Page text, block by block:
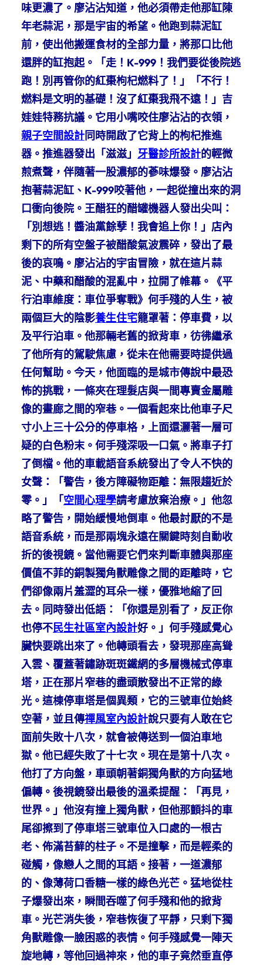
味更濃了。廖沾沾知道，他必須帶走他那缸陳
年老蒜泥，那是宇宙的希望。他跑到蒜泥缸
前，使出他搬運食材的全部力量，將那口比他
還胖的缸抱起。「走！K-999！我們要從後院逃
跑！別再管你的紅棗枸杞燃料了！」「不行！
燃料是文明的基礎！沒了紅棗我飛不遠！」吉
娃娃特務抗議。它用小嘴咬住廖沾沾的衣領，
親子空間設計同時開啟了它背上的枸杞推進
器。推進器發出「滋滋」 牙醫診所設計的輕微
煎煮聲，伴隨著一股濃郁的蔘味爆發。廖沾沾
抱著蒜泥缸、K-999咬著他，一起從撞出來的洞
口衝向後院。王醋狂的醋罐機器人發出尖叫：
「別想逃！醬油黨餘孽！我會追上你！」店內
剩下的所有空盤子被醋酸氣波震碎，發出了最
後的哀鳴。廖沾沾的宇宙冒險，就在這片蒜
泥、中藥和醋酸的混亂中，拉開了帷幕。《平
行泊車維度：車位爭奪戰》何手殘的人生，被
兩個巨大的陰影養生住宅籠罩著：停車費，以
及平行泊車。他那輛老舊的掀背車，彷彿繼承
了他所有的駕駛焦慮，從未在他需要時提供過
任何幫助。今天，他面臨的是城市傳說中最恐
怖的挑戰，一條夾在理髮店與一間專賣金屬雕
像的畫廊之間的窄巷。一個看起來比他車子尺
寸小上三十公分的停車格，上面還灑著一層可
疑的白色粉末。何手殘深吸一口氣。將車子打
了倒檔。他的車載語音系統發出了令人不快的
女聲：「警告，後方障礙物距離：無限趨近於
零。」「空間心理學請考慮放棄治療。」他忽
略了警告，開始緩慢地倒車。他最討厭的不是
語音系統，而是那兩塊永遠在關鍵時刻自動收
折的後視鏡。當他需要它們來判斷車體與那座
價值不菲的銅製獨角獸雕像之間的距離時，它
們卻像兩片羞澀的耳朵一樣，優雅地縮了回
去。同時發出低語：「你還是別看了，反正你
也停不民生社區室內設計好。」何手殘感覺心
臟快要跳出來了。他轉頭看去，發現那座高聳
入雲、覆蓋著鏽跡斑斑鐵網的多層機械式停車
塔，正在那片窄巷的盡頭散發出不正常的綠
光。這棟停車塔是個異類，它的三號車位始終
空著，並且傳禪風室內設計說只要有人敢在它
面前失敗十八次，就會被傳送到一個泊車地
獄。他已經失敗了十七次。現在是第十八次。
他打了方向盤，車頭朝著銅獨角獸的方向猛地
偏轉。後視鏡發出最後的溫柔提醒：「再見，
世界。」他沒有撞上獨角獸，但他那顫抖的車
尾卻擦到了停車塔三號車位入口處的一根古
老、佈滿苔蘚的柱子。不是撞擊，而是輕柔的
碰觸，像戀人之間的耳語。接著，一道濃郁
的、像薄荷口香糖一樣的綠色光芒。猛地從柱
子爆發出來，瞬間吞噬了何手殘和他的掀背
車。光芒消失後，窄巷恢復了平靜，只剩下獨
角獸雕像一臉困惑的表情。何手殘感覺一陣天
旋地轉，等他回過神來，他的車子竟然垂直停